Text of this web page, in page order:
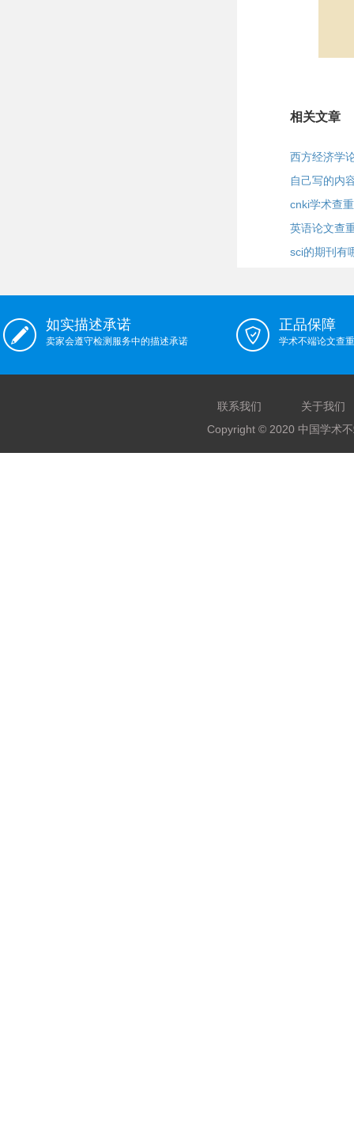
相关文章
西方经济学
自己写的内
cnki学术查
英语论文查
sci的期刊有
如实描述承诺
卖家会遵守检测服务中的描述承诺
正品保障
学术不端论文查
联系我们
关于我们
Copyright © 2020 中国学术